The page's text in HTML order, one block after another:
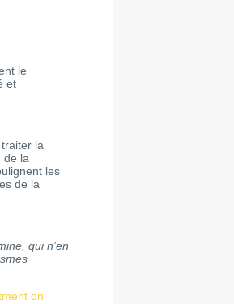
le
et
la
de la
les
de la
qui n’en
on